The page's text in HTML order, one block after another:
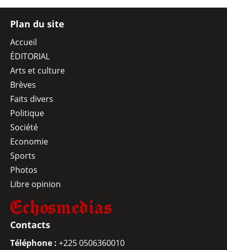
Plan du site
Accueil
ÉDITORIAL
Arts et culture
Brèves
Faits divers
Politique
Société
Economie
Sports
Photos
Libre opinion
Contacts
Téléphone : +225 0506360010